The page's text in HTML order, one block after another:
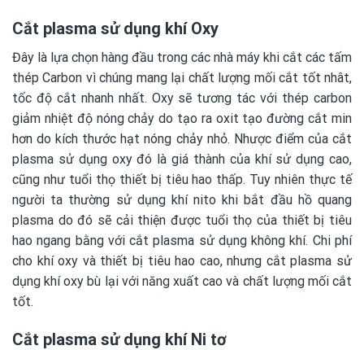
Cắt plasma sử dụng khí Oxy
Đây là lựa chọn hàng đầu trong các nhà máy khi cắt các tấm
thép Carbon vì chúng mang lại chất lượng mối cắt tốt nhât,
tốc độ cắt nhanh nhất. Oxy sẽ tương tác với thép carbon
giảm nhiệt độ nóng chảy do tạo ra oxit tạo đường cắt min
hơn do kích thước hạt nóng chảy nhỏ. Nhược điểm của cắt
plasma sử dụng oxy đó là giá thành của khí sử dụng cao,
cũng như tuổi thọ thiết bị tiêu hao thấp. Tuy nhiên thực tế
người ta thường sử dụng khí nito khi bắt đầu hồ quang
plasma do đó sẽ cải thiện được tuổi thọ của thiết bị tiêu
hao ngang bằng với cắt plasma sử dụng không khí. Chi phí
cho khí oxy và thiết bị tiêu hao cao, nhưng cắt plasma sử
dụng khí oxy bù lại với năng xuất cao và chất lượng mối cắt
tốt.
Cắt plasma sử dụng khí Ni tơ